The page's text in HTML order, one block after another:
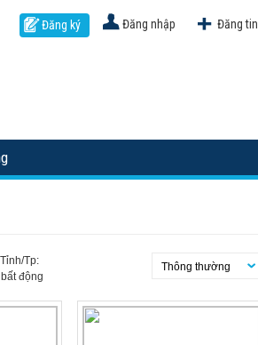
Đăng tin
Đăng nhập
Đăng ký
Tp:
bất động
Thông thường